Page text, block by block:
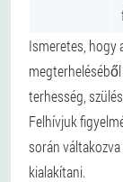
Ismeretes, hogy
terhesség,
Felhívjuk
során
kialakítani.